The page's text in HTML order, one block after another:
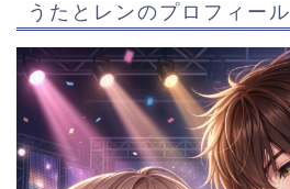
うたとレンのプロフィール